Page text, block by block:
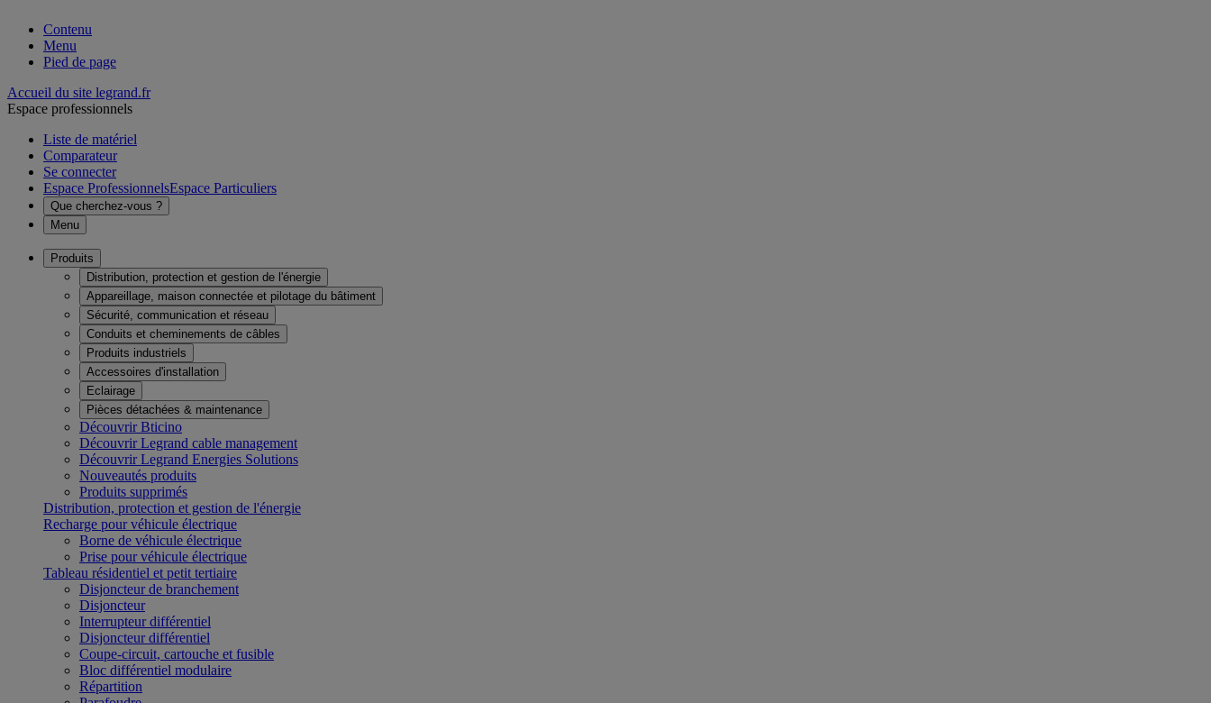
Contenu
Menu
Pied de page
Accueil du site legrand.fr
Espace professionnels
Liste de matériel
Comparateur
Se connecter
Espace ProfessionnelsEspace Particuliers
Que cherchez-vous ?
Menu
Produits
Distribution, protection et gestion de l'énergie
Appareillage, maison connectée et pilotage du bâtiment
Sécurité, communication et réseau
Conduits et cheminements de câbles
Produits industriels
Accessoires d'installation
Eclairage
Pièces détachées & maintenance
Découvrir Bticino
Découvrir Legrand cable management
Découvrir Legrand Energies Solutions
Nouveautés produits
Produits supprimés
Distribution, protection et gestion de l'énergie
Recharge pour véhicule électrique
Borne de véhicule électrique
Prise pour véhicule électrique
Tableau résidentiel et petit tertiaire
Disjoncteur de branchement
Disjoncteur
Interrupteur différentiel
Disjoncteur différentiel
Coupe-circuit, cartouche et fusible
Bloc différentiel modulaire
Répartition